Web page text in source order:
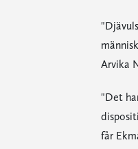
Arvika
"Det
får